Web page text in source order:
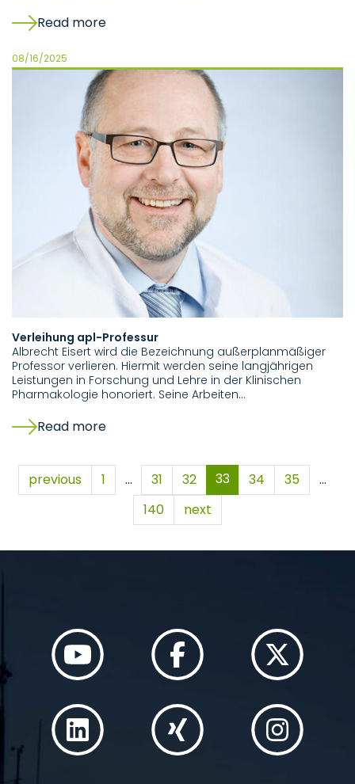
Read more
08/16/2025
Verleihung apl-Professur
Albrecht Eisert wird die Bezeichnung außerplanmäßiger
Professor verlieren. Hiermit werden seine langjährigen
Leistungen in Forschung und Lehre in der Klinischen
Pharmakologie honoriert. Seine Arbeiten…
Read more
previous 1 … 31 32 33 34 35
…
140
next